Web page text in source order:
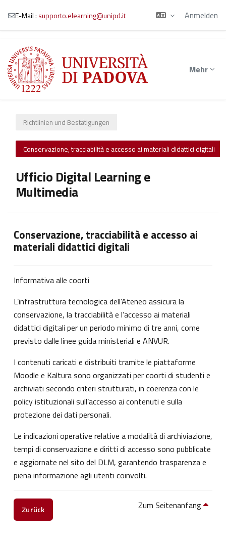
Zum Hauptinhalt
E-Mail : supporto.elearning@unipd.it Anmelden
Mehr
Richtlinien und Bestätigungen
Conservazione, tracciabilità e accesso ai materiali didattici digitali
Ufficio Digital Learning e
Multimedia
Conservazione, tracciabilità e accesso ai
materiali didattici digitali
Informativa alle coorti
L’infrastruttura tecnologica dell’Ateneo assicura la
conservazione, la tracciabilità e l’accesso ai materiali
didattici digitali per un periodo minimo di tre anni, come
previsto dalle linee guida ministeriali e ANVUR.
I contenuti caricati e distribuiti tramite le piattaforme
Moodle e Kaltura sono organizzati per coorti di studenti e
archiviati secondo criteri strutturati, in coerenza con le
policy istituzionali sull’accesso ai contenuti e sulla
protezione dei dati personali.
Le indicazioni operative relative a modalità di archiviazione,
tempi di conservazione e diritti di accesso sono pubblicate
e aggiornate nel sito del DLM, garantendo trasparenza e
piena informazione agli utenti coinvolti.
Zurück Zum Seitenanfang